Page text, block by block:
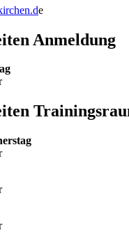
e
Anmeldung